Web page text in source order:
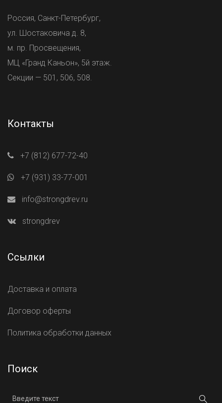
Россия, Санкт-Петербург,
ул. Шостаковича д. 8,
м. пр. Просвещения,
МЦ «Гранд Каньон», 5й этаж.
Секции — 501, 506, 508.
Контакты
+7 (812) 677-72-40
+7 (931) 33-77-001
info@strongdrev.ru
strongdrev
Ссылки
Доставка и оплата
Договор оферты
Политика обработки данных
Поиск